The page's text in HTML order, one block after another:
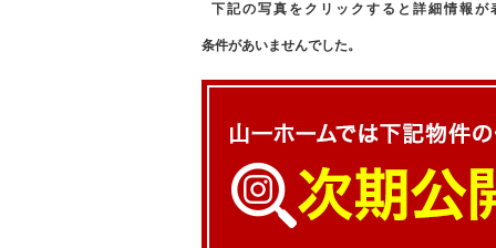
下記の写真をクリックすると詳細情報が
条件があいませんでした。